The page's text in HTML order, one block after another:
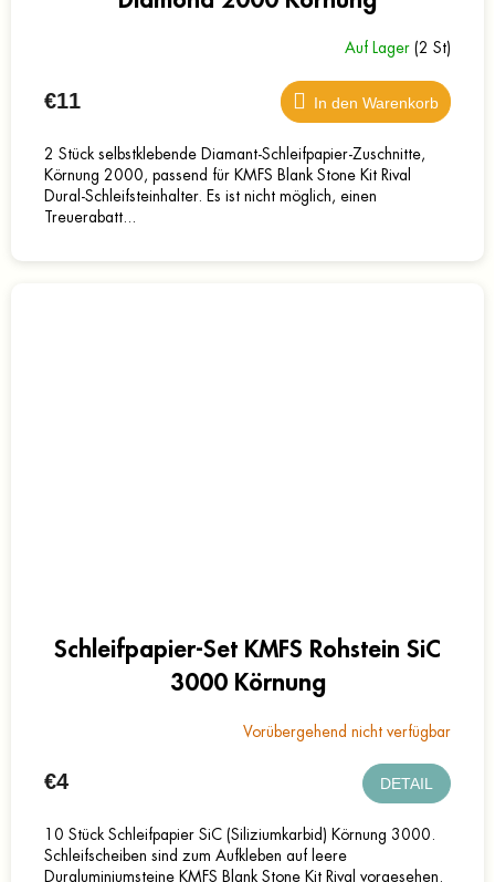
Auf Lager (2 St)
€11 In den Warenkorb
2 Stück selbstklebende Diamant-Schleifpapier-Zuschnitte,
Körnung 2000, passend für KMFS Blank Stone Kit Rival
Dural-Schleifsteinhalter. Es ist nicht möglich, einen
Treuerabatt...
Schleifpapier-Set KMFS Rohstein SiC
3000 Körnung
Vorübergehend nicht verfügbar
€4 DETAIL
10 Stück Schleifpapier SiC (Siliziumkarbid) Körnung 3000.
Schleifscheiben sind zum Aufkleben auf leere
Duraluminiumsteine KMFS Blank Stone Kit Rival vorgesehen.